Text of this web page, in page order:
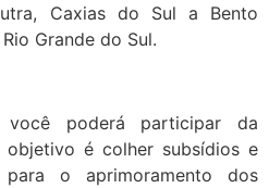
Caxias do Sul a Bento
Grande do Sul.
poderá participar da
objetivo é colher subsídios e
para o aprimoramento dos